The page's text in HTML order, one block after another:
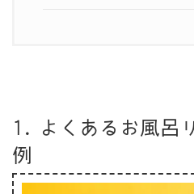
1. よくあるお風呂
例